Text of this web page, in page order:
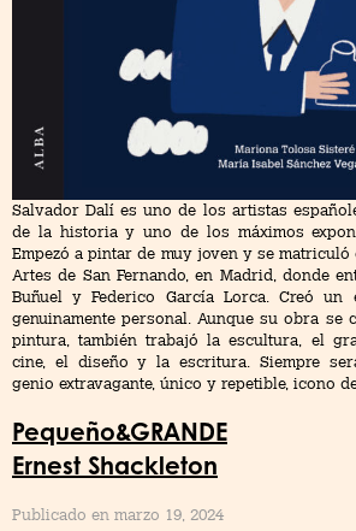
Salvador Dalí es uno de los artistas
de la historia y uno de los máximos
Empezó a pintar de muy joven y se matriculó
Artes de San Fernando, en Madrid, donde
Buñuel y Federico García Lorca. Creó
genuinamente personal. Aunque su obra se
pintura, también trabajó la escultura, el
cine, el diseño y la escritura. Siempre
genio extravagante, único y repetible, icono
Pequeño&GRANDE
Ernest Shackleton
Publicado en marzo 19, 2024